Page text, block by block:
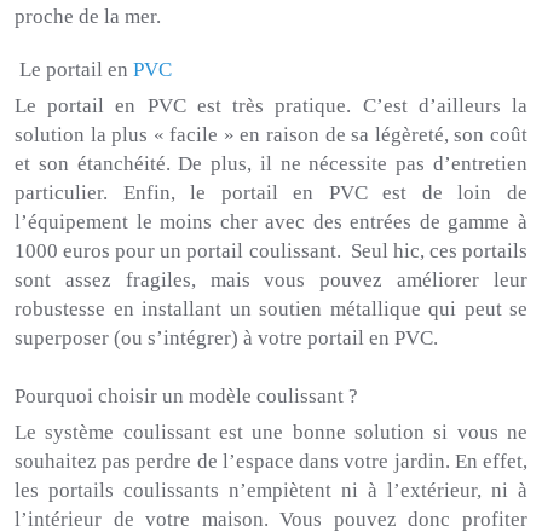
proche de la mer.
Le portail en PVC
Le portail en PVCest très pratique. C’est d’ailleurs la
solution la plus « facile » en raison de sa légèreté, son coût
et son étanchéité. De plus, il ne nécessite pas d’entretien
particulier. Enfin, le portail en PVCest de loin de
l’équipement le moins cher avec des entrées de gamme à
1000 euros pour un portail coulissant. Seulhic, ces portails
sont assez fragiles, mais vous pouvez améliorer leur
robustesse en installant un soutien métallique qui peut se
superposer (ou s’intégrer) à votre portail en PVC.
Pourquoi choisir un modèle coulissant ?
Le système coulissant est une bonne solution si vous ne
souhaitez pas perdre de l’espace dans votre jardin. En effet,
les portails coulissants n’empiètent ni à l’extérieur, ni à
l’intérieur de votre maison. Vous pouvez donc profiter